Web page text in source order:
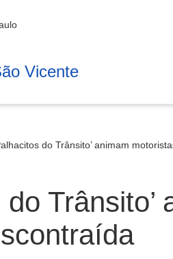
Vicente
do Trânsito’ animam
do